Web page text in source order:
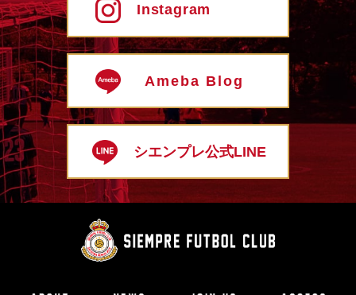
Instagram
Ameba Blog
シエンプレ公式LINE